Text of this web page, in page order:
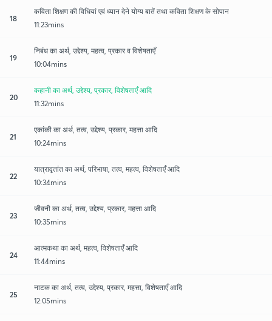
18
कविता शिक्षण की विधियां एवं ध्यान देने योग्य बातें तथा कविता शिक्षण के सोपान
11:23mins
19
निबंध का अर्थ, उद्देश्य, महत्व, प्रकार व विशेषताएँ
10:04mins
20
कहानी का अर्थ, उद्देश्य, प्रकार, विशेषताएँ आदि
11:32mins
21
एकांकी का अर्थ, तत्व, उद्देश्य, प्रकार, महत्ता आदि
10:24mins
22
यात्रावृतांत का अर्थ, परिभाषा, तत्व, महत्व, विशेषताएँ आदि
10:34mins
23
जीवनी का अर्थ, तत्व, उद्देश्य, प्रकार, महत्ता आदि
10:35mins
24
आत्मकथा का अर्थ, महत्व, विशेषताएँ आदि
11:44mins
25
नाटक का अर्थ, तत्व, उद्देश्य, प्रकार, महत्ता, विशेषताएँ आदि
12:05mins